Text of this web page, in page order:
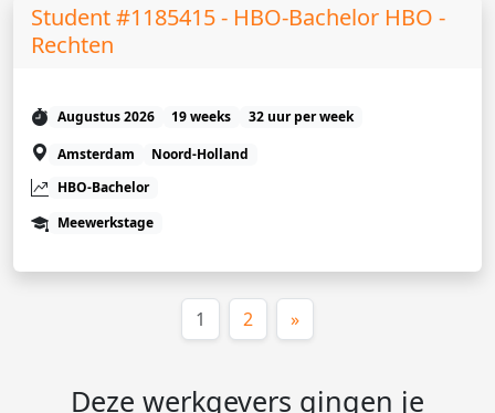
Student #1185415 - HBO-Bachelor HBO -
Rechten
Augustus 2026 19 weeks
32 uur per week
Amsterdam
Noord-Holland
HBO-Bachelor
Meewerkstage
1 (huidige)
2 »
Deze werkgevers gingen je